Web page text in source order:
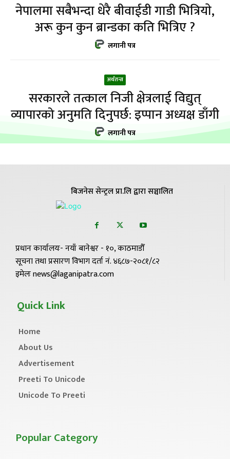
नेपालमा सबैभन्दा धेरै बीवाईडी गाडी भित्रियाे,
अरू कुन कुन ब्रान्डका कति भित्रिए ?
लगानी पत्र
अर्थतन्त्र
सरकारले तत्काल निजी क्षेत्रलाई विद्युत्
व्यापारको अनुमति दिनुपर्छ: इप्पान अध्यक्ष डाँगी
लगानी पत्र
बिजनेस सेन्ट्रल प्रा.लि द्वारा सञ्चालित
प्रधान कार्यालयः- नयाँ बानेश्वर - १०, काठमाडौँ
सूचना तथा प्रसारण विभाग दर्ता नं. ४६८७-२०८१/८२
इमेलः news@laganipatra.com
Quick Link
Home
About Us
Advertisement
Preeti To Unicode
Unicode To Preeti
Popular Category